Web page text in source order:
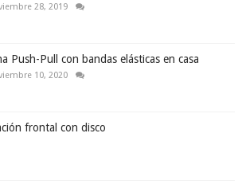
28, 2019
Push-Pull con bandas elásticas en casa
10, 2020
frontal con disco